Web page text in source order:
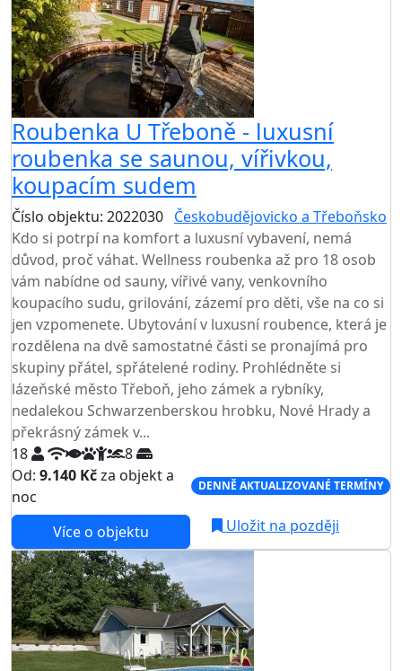
Roubenka U Třeboně - luxusní
roubenka se saunou, vířivkou,
koupacím sudem
Číslo objektu: 2022030 Českobudějovicko a Třeboňsko
Kdo si potrpí na komfort a luxusní vybavení, nemá
důvod, proč váhat. Wellness roubenka až pro 18 osob
vám nabídne od sauny, vířivé vany, venkovního
koupacího sudu, grilování, zázemí pro děti, vše na co si
jen vzpomenete. Ubytování v luxusní roubence, která je
rozdělena na dvě samostatné části se pronajímá pro
skupiny přátel, spřátelené rodiny. Prohlédněte si
lázeňské město Třeboň, jeho zámek a rybníky,
nedalekou Schwarzenberskou hrobku, Nové Hrady a
překrásný zámek v...
18
8
Od: 9.140 Kčza objekt a
noc
DENNĚ AKTUALIZOVANÉ TERMÍNY
Více o objektu Uložit na později